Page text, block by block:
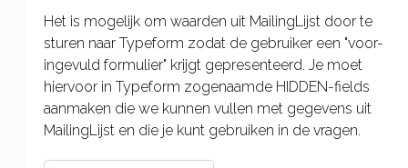
Het is mogelijk om waarden uit MailingLijst door te
sturen naar Typeform zodat de gebruiker een "voor-
ingevuld formulier" krijgt gepresenteerd. Je moet
hiervoor in Typeform zogenaamde HIDDEN-fields
aanmaken die we kunnen vullen met gegevens uit
MailingLijst en die je kunt gebruiken in de vragen.